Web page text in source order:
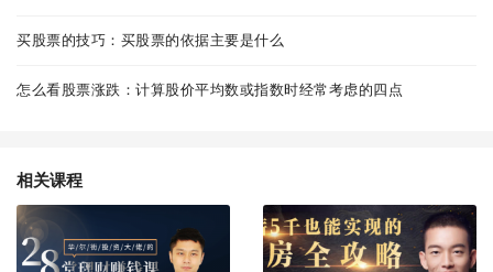
买股票的技巧：买股票的依据主要是什么
怎么看股票涨跌：计算股价平均数或指数时经常考虑的四点
相关课程